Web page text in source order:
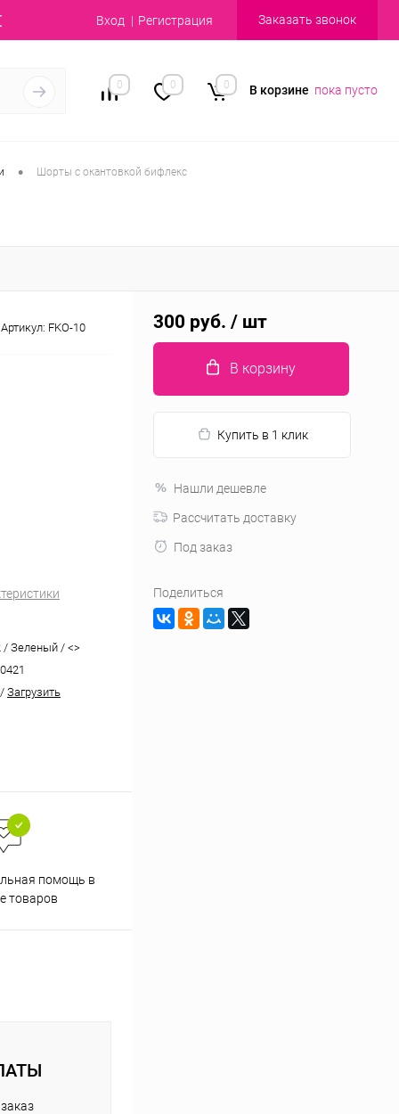
Вход Регистрация Заказать звонок
0 0 0 В корзине пока пусто
• Шорты с окантовкой бифлекс
Артикул: FKO-10
/ Зеленый / <>
Загрузить
помощь в
товаров
300 руб. / шт
В корзину
Купить в 1 клик
Нашли дешевле
Рассчитать доставку
Под заказ
Поделиться